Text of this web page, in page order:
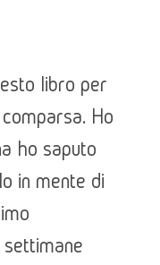
libro per
Ho
ho saputo
in mente di
settimane